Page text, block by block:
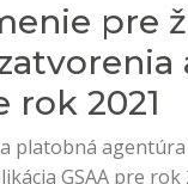
pre
rok 2021
platobná
GSAA pre